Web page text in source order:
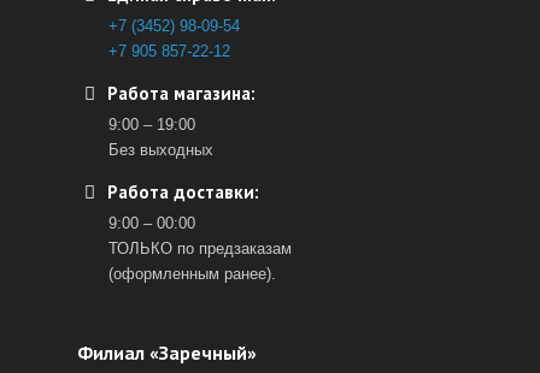
+7 (3452) 98-09-54
+7 905 857-22-12
Работа магазина:
9:00 – 19:00
Без выходных
Работа доставки:
9:00 – 00:00
ТОЛЬКО по предзаказам
(оформленным ранее).
Филиал «Заречный»